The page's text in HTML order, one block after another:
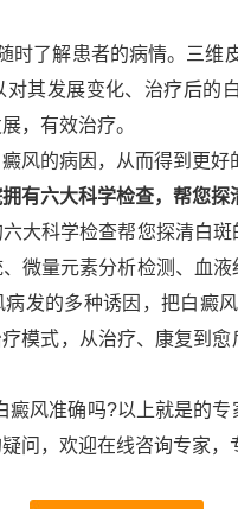
时了解患者的病情。三维
对其发展变化、治疗后的
，有效治疗。
风的病因，从而得到更好
有六大科学检查，帮您探
大科学检查帮您探清白
微量元素分析检测、血
病发的多种诱因，把白癜
疗模式，从治疗、康复到
癜风准确吗?以上就是的
问，欢迎在线咨询专家，